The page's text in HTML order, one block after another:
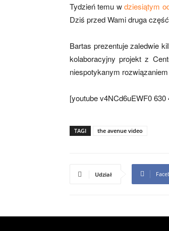
Tydzień temu wdziesiątym
Dziś przed Wami druga
Bartas prezentuje zaledwie
kolaboracyjny projekt z
niespotykanym
[youtube v4NCd6uEWF0 630
TAGI the avenue video
Udział